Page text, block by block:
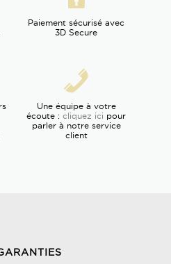
Paiement sécurisé avec
3D Secure
Une équipe à votre
écoute :cliquez ici pour
parler à notre service
client